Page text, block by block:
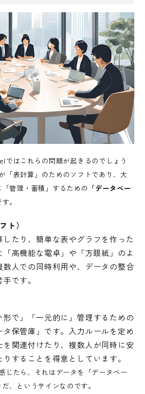
ではこれらの問題が起きるのでしょう
「表計算」のためのソフトであり、大
管理・蓄積」するための 「データベー
。
ト）
たり、簡単な表やグラフを作った
「高機能な電卓」や「方眼紙」のよ
数人での同時利用や、データの整合
です。
形で」「一元的に」管理するための
タ保管庫」です。入力ルールを定め
関連付けたり、複数人が同時に安
することを得意としています。
じたら、それはデータを「データベー
、というサインなのです。